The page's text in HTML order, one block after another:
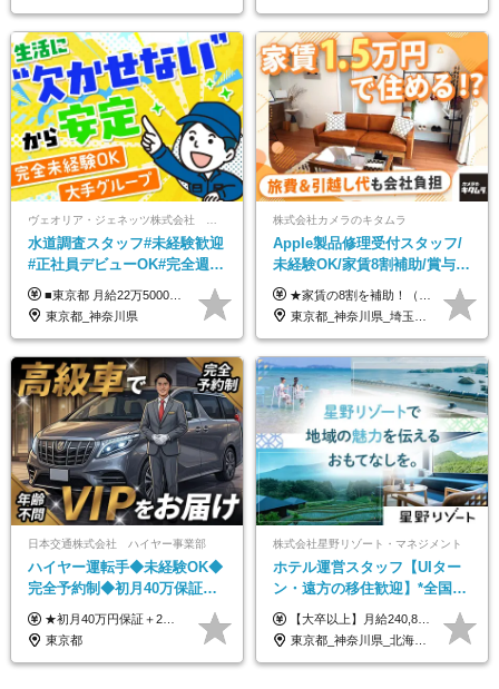
水道調査スタッフ#未経験歓迎
#正社員デビューOK#完全週休
2日制#年休125日#資格取得支
援有#社員数千人以上
■東京都 月給22万5000円（東京地域手当3万円含）～25万円＋残業代全額支給＋各種手当 ■神奈川県 月給19万5000円～24万円＋残業代全額支給＋各種手当 ※年齢・経験を考慮し決定 ※試用期間3ヶ月（期間中の給与・待遇に差異はありません） ◆通勤手当あり（全額支給） ◆昇給年1回、賞与年2回。世界最大級の環境企業グループならではの安定した給与体系です。
東京都_神奈川県
株式会社カメラのキタムラ
Apple製品修理受付スタッフ/
未経験OK/家賃8割補助/賞与年
2回/残業月平均4.7h/最大7連休
OK
★家賃の8割を補助！（限度額は地域により異なる） ※転勤による引っ越しが発生する場合 ＝＝＝＝＝＝＝＝＝＝＝＝＝＝＝＝＝＝＝＝＝＝＝ 例えば、家賃7.5万円なら6万円は会社で負担。 あなたが支払うのは、たったの1.5万円です！ 年間では自己負担額が約72万ほどお得になります！ ＝＝＝＝＝＝＝＝＝＝＝＝＝＝＝＝＝＝＝＝＝＝＝ 月給22万8,700円～26万3,100円＋賞与年2回（初回の支給は当社規定による）＋残業手当 ＜実際の給与例＞ *24歳:月給23万4,700円＋賞与年2回（初回の支給は当社規定による）＋残業手当＋諸手当 ※上記はあくまで参考月給です。ご経歴・年齢を考慮し、当社規定により決定します ※評価により昇給あり ※残業代は別途支給あり ※試用期間2ヶ月あり（期間中の給与・待遇に差異はありません） 【実在する社員の年収モデル】 年収530万円（30歳） 年収820万円（40歳） 【入社時の想定年収】 330万円～900万円
東京都_神奈川県_埼玉県_千葉県_大阪府_愛知県_北海道_岩手県_宮城県_秋田県_福島県_茨城県_栃木県_富山県_石川県_福井県_静岡県_岐阜県_三重県_兵庫県_京都府_滋賀県_奈良県_広島県_岡山県_徳島県_香川県_愛媛県_高知県_福岡県_熊本県_佐賀県_長崎県_大分県_宮崎県_沖縄県
日本交通株式会社 ハイヤー事業部
ハイヤー運転手◆未経験OK◆
完全予約制◆初月40万保証◆
平均年収600万◆約4ヶ月研修
あり◆運転は1日4hほど
★初月40万円保証＋2～6ヶ月目35万円保証 ★平均年収600万円 月給236,000円（一律手当含む）＋運転手当（運転した時間に応じて支給）＋残業代＋賞与年2回 ※基礎研修期間（10日間）は日給1万円を支給します ※試用期間中（3ヶ月）の給与・待遇に差異はありません ※残業代は全額支給します
東京都
株式会社星野リゾート・マネジメント
ホテル運営スタッフ【UIター
ン・遠方の移住歓迎】*全国募
集*週休3日/年休161日可*未経
験OK*新規開業あり
【大卒以上】月給240,800円以上+賞与2回+各種手当 【短大・専門学校卒】月給204,400円以上+賞与2回+各種手当 【上記以外】月給187,000円以上+賞与2回+各種手当 ※経験、資格、能力等を考慮の上、決定いたします ※残業代全額支給 ※試用期間3ヶ月（条件変更なし）
東京都_神奈川県_北海道_青森県_山形県_福島県_栃木県_群馬県_山梨県_長野県_石川県_静岡県_岐阜県_京都府_広島県_島根県_山口県_高知県_長崎県_大分県_鹿児島県_沖縄県